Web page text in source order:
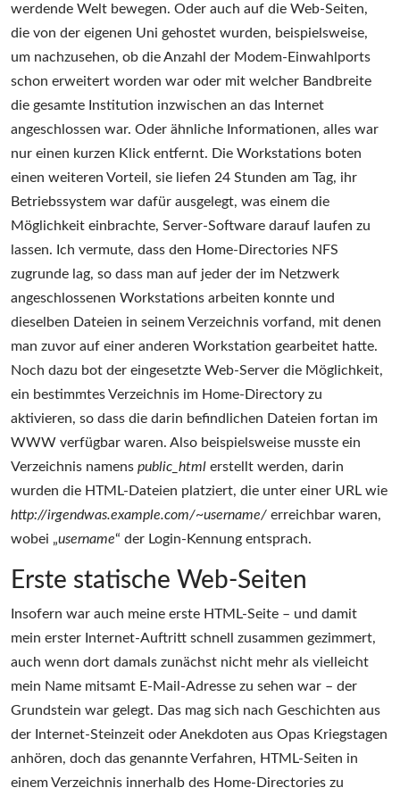
werdende Welt bewegen. Oder auch auf die Web-Seiten,
die von der eigenen Uni gehostet wurden, beispielsweise,
um nachzusehen, ob die Anzahl der Modem-Einwahlports
schon erweitert worden war oder mit welcher Bandbreite
die gesamte Institution inzwischen an das Internet
angeschlossen war. Oder ähnliche Informationen, alles war
nur einen kurzen Klick entfernt. Die Workstations boten
einen weiteren Vorteil, sie liefen 24 Stunden am Tag, ihr
Betriebssystem war dafür ausgelegt, was einem die
Möglichkeit einbrachte, Server-Software darauf laufen zu
lassen. Ich vermute, dass den Home-Directories NFS
zugrunde lag, so dass man auf jeder der im Netzwerk
angeschlossenen Workstations arbeiten konnte und
dieselben Dateien in seinem Verzeichnis vorfand, mit denen
man zuvor auf einer anderen Workstation gearbeitet hatte.
Noch dazu bot der eingesetzte Web-Server die Möglichkeit,
ein bestimmtes Verzeichnis im Home-Directory zu
aktivieren, so dass die darin befindlichen Dateien fortan im
WWW verfügbar waren. Also beispielsweise musste ein
Verzeichnis namens public_html erstellt werden, darin
wurden die HTML-Dateien platziert, die unter einer URL wie
http://irgendwas.example.com/~username/ erreichbar waren,
wobei „username“ der Login-Kennung entsprach.
Erste statische Web-Seiten
Insofern war auch meine erste HTML-Seite – und damit
mein erster Internet-Auftritt schnell zusammen gezimmert,
auch wenn dort damals zunächst nicht mehr als vielleicht
mein Name mitsamt E-Mail-Adresse zu sehen war – der
Grundstein war gelegt. Das mag sich nach Geschichten aus
der Internet-Steinzeit oder Anekdoten aus Opas Kriegstagen
anhören, doch das genannte Verfahren, HTML-Seiten in
einem Verzeichnis innerhalb des Home-Directories zu